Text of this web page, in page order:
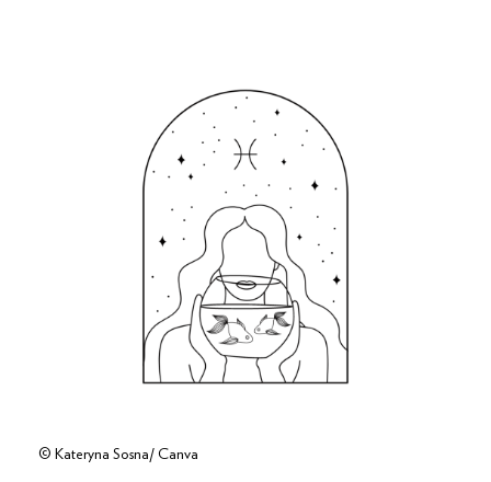
© Kateryna Sosna/ Canva